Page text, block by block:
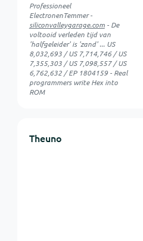
Professioneel
ElectronenTemmer -
siliconvalleygarage.com- De
voltooid verleden tijd van
'halfgeleider' is 'zand' ... US
8,032,693 / US 7,714,746 / US
7,355,303 / US 7,098,557 / US
6,762,632 / EP 1804159 - Real
programmers write Hex into
ROM
Theuno